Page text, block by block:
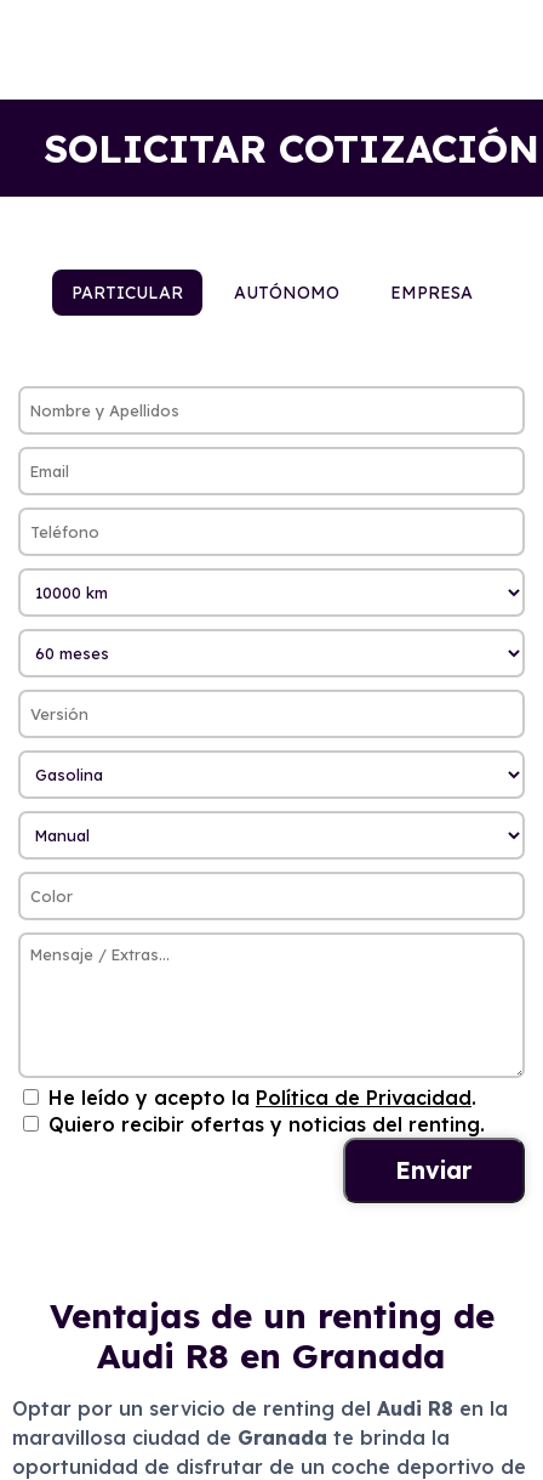
SOLICITAR COTIZACIÓN
PARTICULAR AUTÓNOMO EMPRESA
He leído y acepto la Política de Privacidad.
Quiero recibir ofertas y noticias del renting.
Ventajas de un renting de
Audi R8 en Granada
Optar por un servicio de renting del Audi R8 en la
maravillosa ciudad de Granada te brinda la
oportunidad de disfrutar de un coche deportivo de